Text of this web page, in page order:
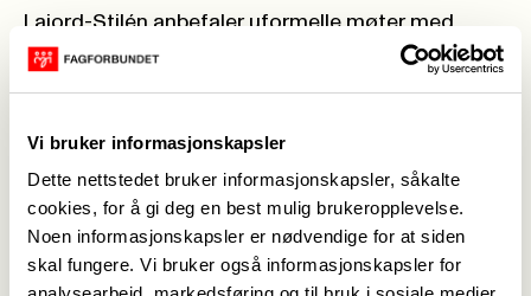
Vi bruker informasjonskapsler
Dette nettstedet bruker informasjonskapsler, såkalte
cookies, for å gi deg en best mulig brukeropplevelse.
Noen informasjonskapsler er nødvendige for at siden
skal fungere. Vi bruker også informasjonskapsler for
Lajord-Stilén anbefaler uformelle møter med
arbeidsgiver – det gir bedre samarbeid og
viktigheten av uformelle møter med arbeidsgiver.
Om tillitsvalgte og arbeidsgiver kjenner hverandre,
er det lettere å få til et godt samarbeid.
Bli tillitsvalgt du også oppfordrer Hanna Lajord-
Stilén: